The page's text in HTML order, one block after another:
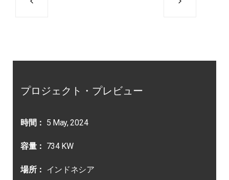
プロジェクト・プレビュー
時間： 5 May, 2024
容量： 734 KW
場所： インドネシア